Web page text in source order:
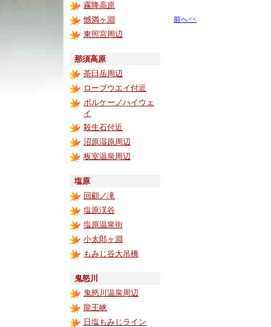
霧降高原
憾満ヶ淵
東照宮周辺
那須高原
茶臼岳周辺
ロープウエイ付近
ボルケーノハイウェ
イ
殺生石付近
沼原湿原周辺
板室温泉周辺
塩原
回顧ノ滝
塩原渓谷
塩原温泉街
小太郎ヶ淵
もみじ谷大吊橋
鬼怒川
鬼怒川温泉周辺
龍王峡
日塩もみじライン
前へ<<